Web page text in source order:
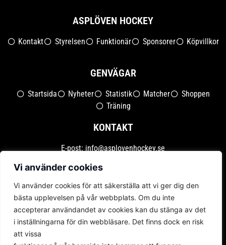
Vi använder cookies
Vi använder cookies för att säkerställa att vi ger dig den
bästa upplevelsen på vår webbplats. Om du inte
accepterar användandet av cookies kan du stänga av det
i inställningarna för din webbläsare. Det finns dock en risk
att vissa
ASPLÖVEN HOCKEY
Kontakt Styrelsen Funktionär Sponsorer Köpvillkor
GENVÄGAR
Startsida Nyheter Statistik Matcher
Shoppen
Träning
KONTAKT
E-post:info@asplovenhockey.se